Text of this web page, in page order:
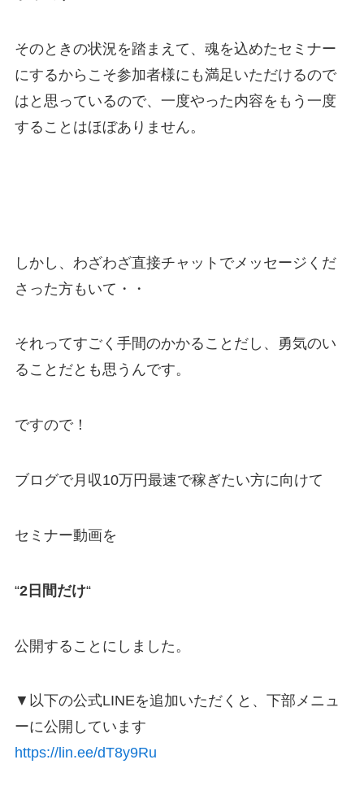
そのときの状況を踏まえて、魂を込めたセミナー
にするからこそ参加者様にも満足いただけるので
はと思っているので、一度やった内容をもう一度
することはほぼありません。
しかし、わざわざ直接チャットでメッセージくだ
さった方もいて・・
それってすごく手間のかかることだし、勇気のい
ることだとも思うんです。
ですので！
ブログで月収10万円最速で稼ぎたい方に向けて
セミナー動画を
“2日間だけ“
公開することにしました。
▼以下の公式LINEを追加いただくと、下部メニュ
ーに公開しています
https://lin.ee/dT8y9Ru